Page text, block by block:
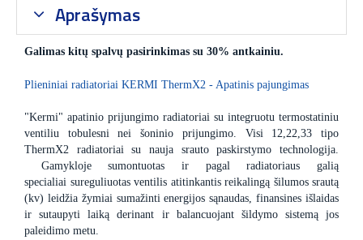
Aprašymas
Galimas kitų spalvų pasirinkimas su 30% antkainiu.
Plieniniai radiatoriai KERMI ThermX2 - Apatinis pajungimas
"Kermi" apatinio prijungimo radiatoriai su integruotu termostatiniu
ventiliu tobulesni nei šoninio prijungimo. Visi 12,22,33 tipo
ThermX2 radiatoriai su nauja srauto paskirstymo technologija.
Gamykloje sumontuotas ir pagal radiatoriaus galią
specialiai sureguliuotas ventilis atitinkantis reikalingą šilumos srautą
(kv) leidžia žymiai sumažinti energijos sąnaudas, finansines išlaidas
ir sutaupyti laiką derinant ir balancuojant šildymo sistemą jos
paleidimo metu.